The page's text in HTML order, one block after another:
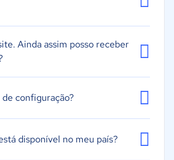
Ainda assim posso receber
configuração?
disponível no meu país?